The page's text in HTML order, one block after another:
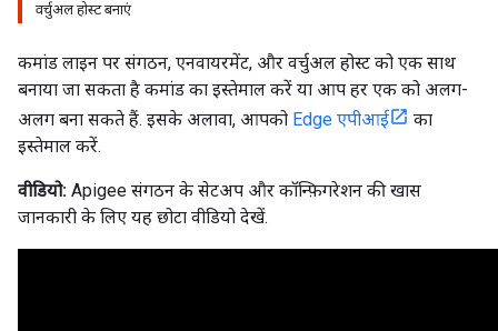
वर्चुअल होस्ट बनाएं
कमांड लाइन पर संगठन, एनवायरमेंट, और वर्चुअल होस्ट को एक साथ
बनाया जा सकता है कमांड का इस्तेमाल करें या आप हर एक को अलग-
अलग बना सकते हैं. इसके अलावा, आपको Edge एपीआई
का
इस्तेमाल करें.
वीडियो: Apigee संगठन के सेटअप और कॉन्फ़िगरेशन की खास
जानकारी के लिए यह छोटा वीडियो देखें.